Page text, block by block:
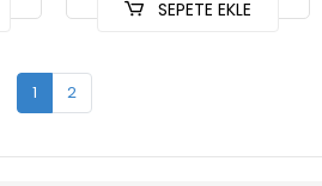
SEPETE EKLE
1 2